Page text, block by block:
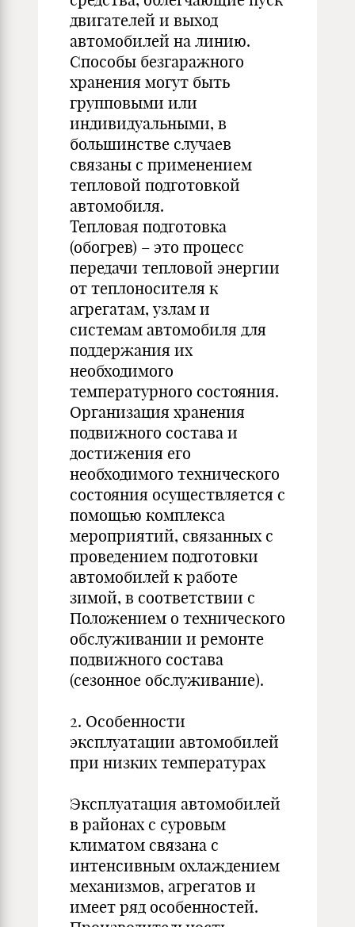
двигателей и выход
автомобилей на линию.
Способы безгаражного
хранения могут быть
групповыми или
индивидуальными, в
большинстве случаев
связаны с применением
тепловой подготовкой
автомобиля.
Тепловая подготовка
(обогрев) – это процесс
передачи тепловой энергии
от теплоносителя к
агрегатам, узлам и
системам автомобиля для
поддержания их
необходимого
температурного состояния.
Организация хранения
подвижного состава и
достижения его
необходимого технического
состояния осуществляется с
помощью комплекса
мероприятий, связанных с
проведением подготовки
автомобилей к работе
зимой, в соответствии с
Положением о технического
обслуживании и ремонте
подвижного состава
(сезонное обслуживание).
2. Особенности
эксплуатации автомобилей
при низких температурах
Эксплуатация автомобилей
в районах с суровым
климатом связана с
интенсивным охлаждением
механизмов, агрегатов и
имеет ряд особенностей.